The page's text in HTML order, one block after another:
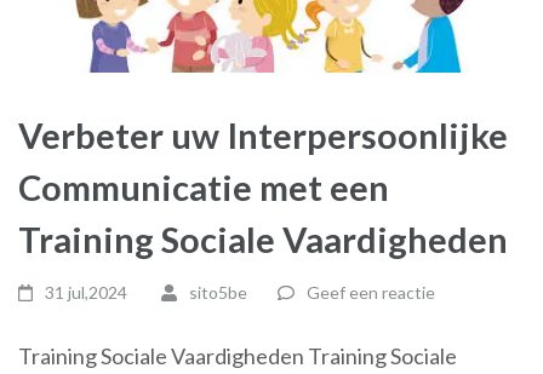
Verbeter uw Interpersoonlijke
Communicatie met een
Training Sociale Vaardigheden
31 jul,2024 sito5be Geef een reactie
Training Sociale Vaardigheden Training Sociale